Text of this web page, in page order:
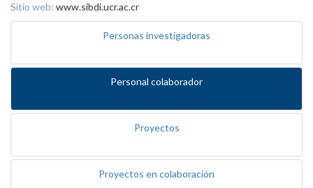
Sitio web: www.sibdi.ucr.ac.cr
Personas investigadoras
Personal colaborador
Proyectos
Proyectos en colaboración